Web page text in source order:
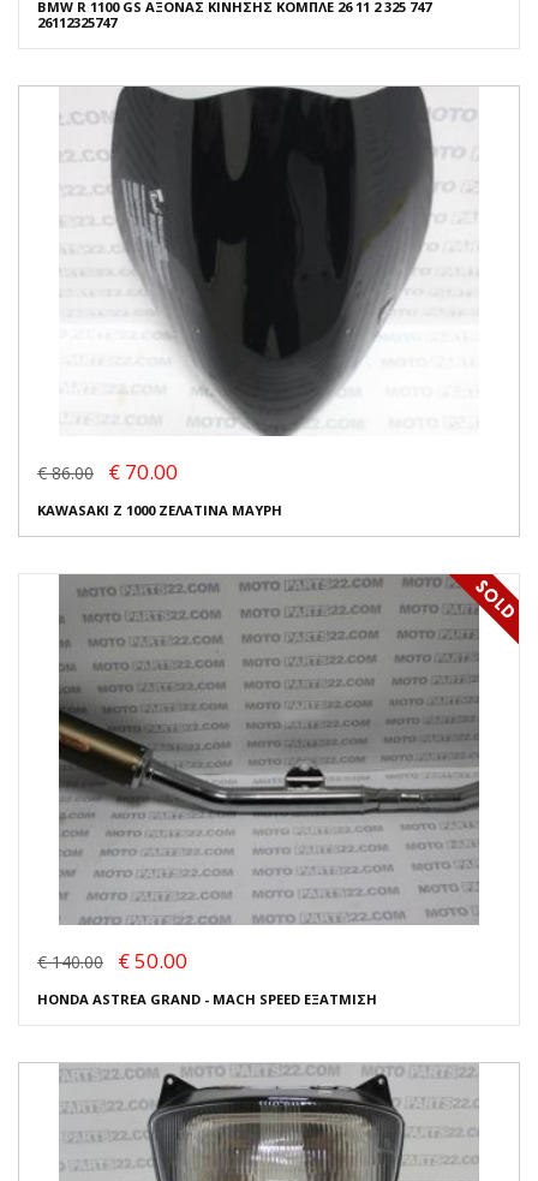
BMW R 1100 GS ΑΞΟΝΑΣ ΚΙΝΗΣΗΣ ΚΟΜΠΛΕ 26 11 2 325 747
26112325747
€ 86.00 € 70.00
KAWASAKI Z 1000 ΖΕΛΑΤΙΝΑ ΜΑΥΡΗ
€ 140.00 € 50.00
HONDA ASTREA GRAND - MACH SPEED ΕΞΑΤΜΙΣΗ